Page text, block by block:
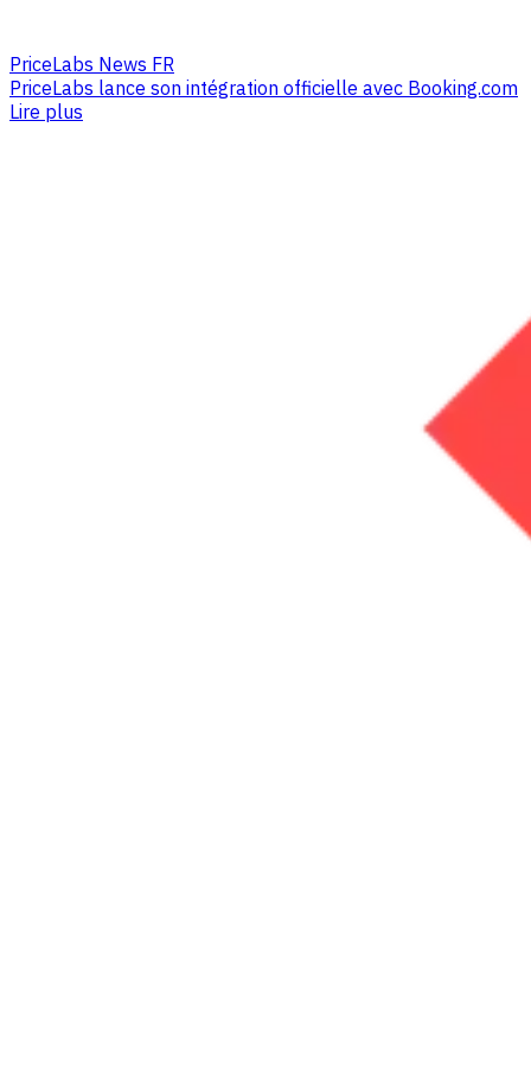
PriceLabs News FR
PriceLabs lance son intégration officielle avec Booking.com
Lire plus